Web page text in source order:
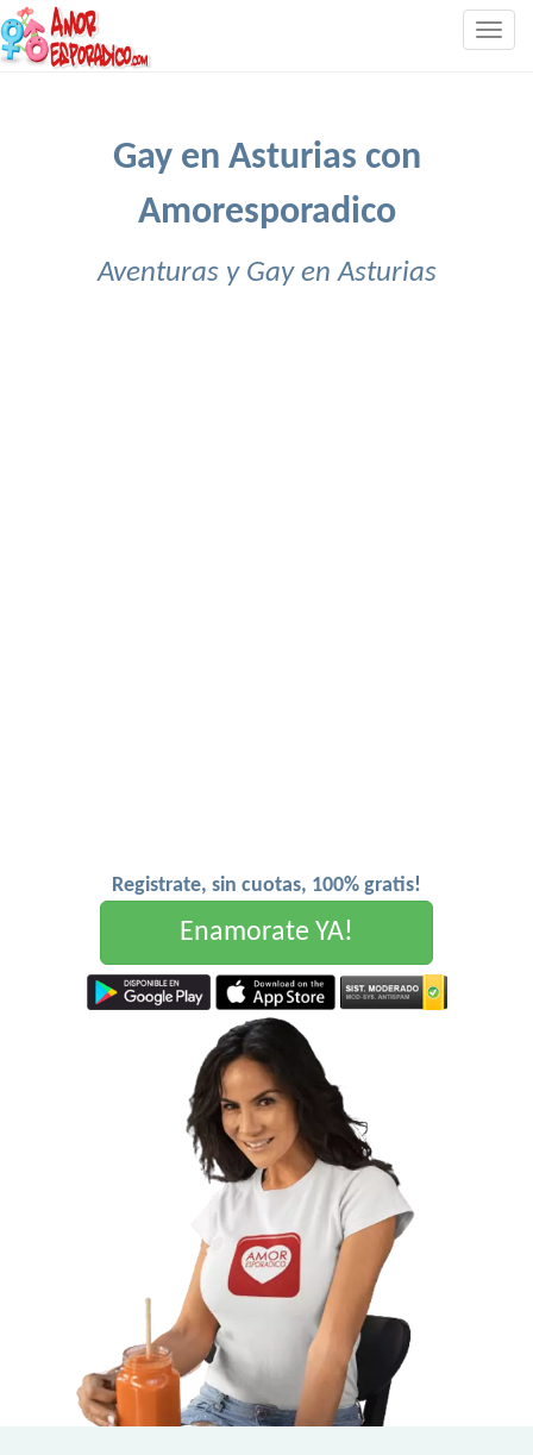
Gay en Asturias con
Amoresporadico
Aventuras y Gay en Asturias
Registrate, sin cuotas, 100% gratis!
Enamorate YA!